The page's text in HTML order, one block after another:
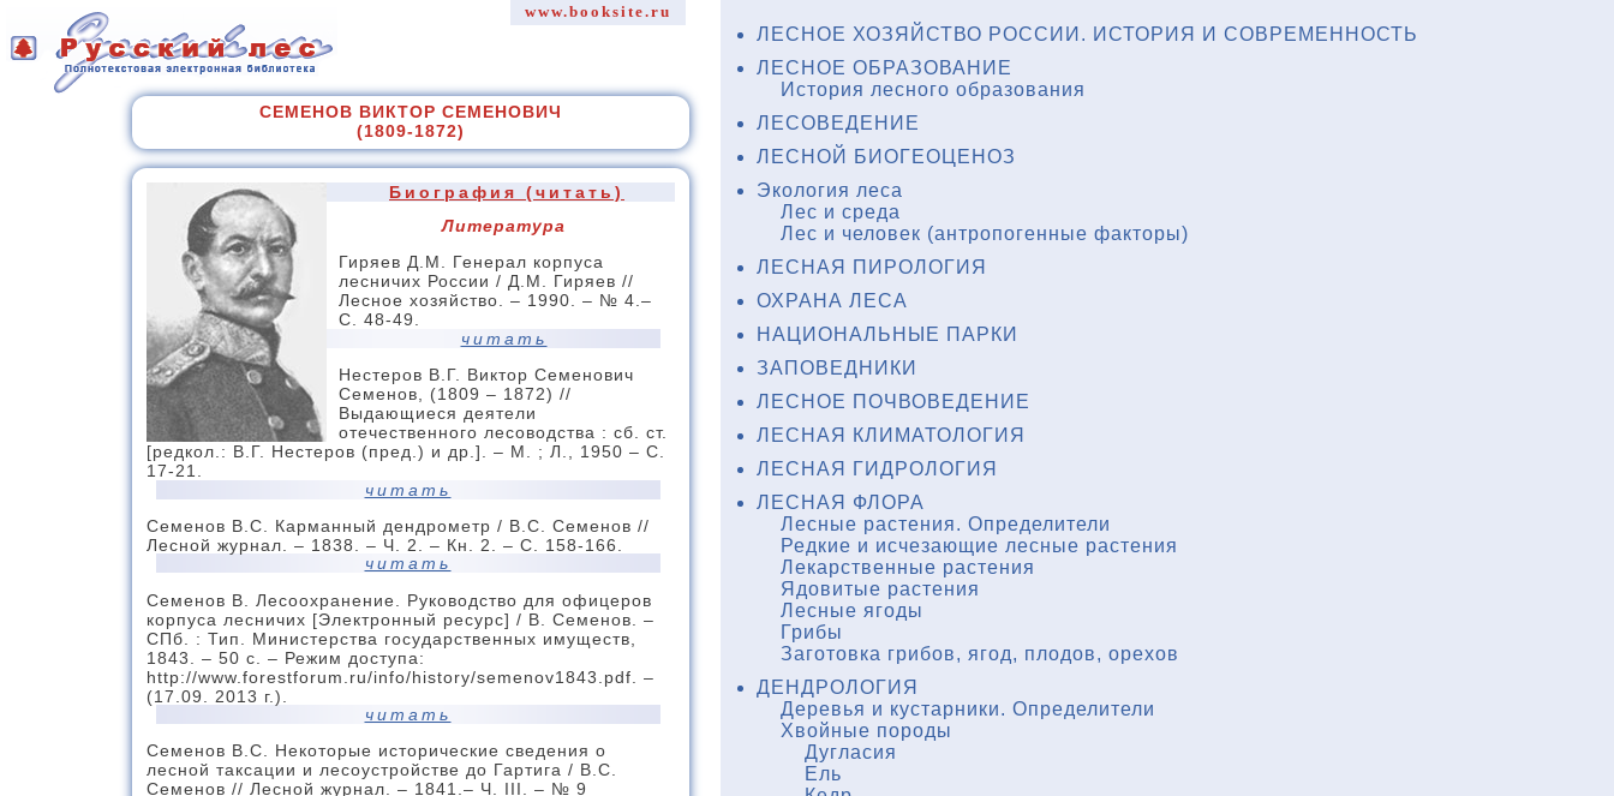
www.booksite.ru
СЕМЕНОВ ВИКТОР СЕМЕНОВИЧ
(1809-1872)
Биография (читать)
Литература
Гиряев Д.М. Генерал корпуса
лесничих России / Д.М. Гиряев //
Лесное хозяйство. – 1990. – № 4.–
С. 48-49.
читать
Нестеров В.Г. Виктор Семенович
Семенов, (1809 – 1872) //
Выдающиеся деятели
отечественного лесоводства : сб. ст.
[редкол.: В.Г. Нестеров (пред.) и др.]. – М. ; Л., 1950 – С.
17-21.
читать
Семенов В.С. Карманный дендрометр / В.С. Семенов //
Лесной журнал. – 1838. – Ч. 2. – Кн. 2. – С. 158-166.
читать
Семенов В. Лесоохранение. Руководство для офицеров
корпуса лесничих [Электронный ресурс] / В. Семенов. –
СПб. : Тип. Министерства государственных имуществ,
1843. – 50 с. – Режим доступа:
http://www.forestforum.ru/info/history/semenov1843.pdf. –
(17.09. 2013 г.).
читать
Семенов В.С. Некоторые исторические сведения о
лесной таксации и лесоустройстве до Гартига / В.С.
Семенов // Лесной журнал. – 1841.– Ч. III. – № 9
ЛЕСНОЕ ХОЗЯЙСТВО РОССИИ. ИСТОРИЯ И СОВРЕМЕННОСТЬ
ЛЕСНОЕ ОБРАЗОВАНИЕ
История лесного образования
ЛЕСОВЕДЕНИЕ
ЛЕСНОЙ БИОГЕОЦЕНОЗ
Экология леса
Лес и среда
Лес и человек (антропогенные факторы)
ЛЕСНАЯ ПИРОЛОГИЯ
ОХРАНА ЛЕСА
НАЦИОНАЛЬНЫЕ ПАРКИ
ЗАПОВЕДНИКИ
ЛЕСНОЕ ПОЧВОВЕДЕНИЕ
ЛЕСНАЯ КЛИМАТОЛОГИЯ
ЛЕСНАЯ ГИДРОЛОГИЯ
ЛЕСНАЯ ФЛОРА
Лесные растения. Определители
Редкие и исчезающие лесные растения
Лекарственные растения
Ядовитые растения
Лесные ягоды
Грибы
Заготовка грибов, ягод, плодов, орехов
ДЕНДРОЛОГИЯ
Деревья и кустарники. Определители
Хвойные породы
Дугласия
Ель